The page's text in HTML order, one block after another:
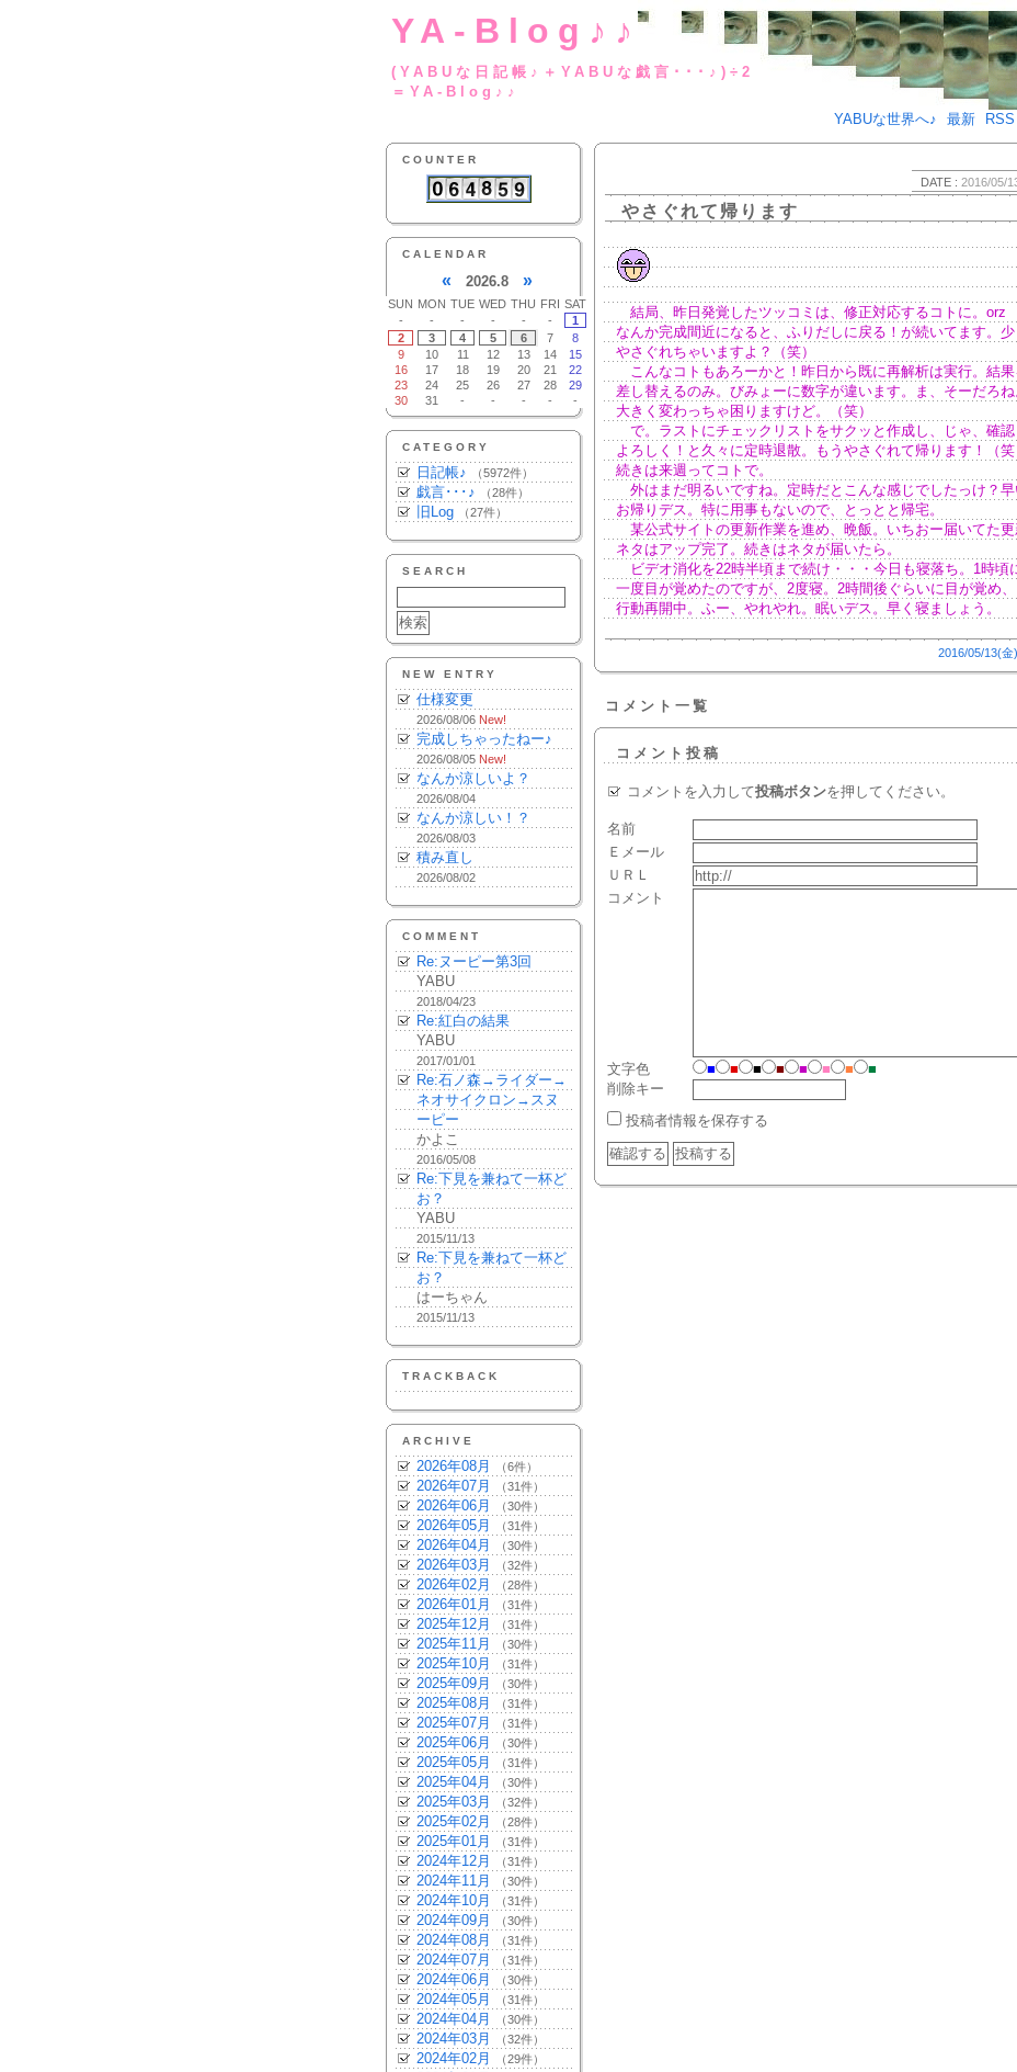
YA-Blog♪♪
(YABUな日記帳♪＋YABUな戯言･･･
＝YA-Blog♪♪
YABUな世界へ♪
最新 RSS
COUNTER
CALENDAR
« 2026.8 »
SUN MON TUE WED THU FRI SAT
-
- - - - -
1
2
3 4 5 6 7
8
9
10 11 12 13 14
15
16
17 18 19 20 21
22
23
24 25 26 27 28
29
30
31 - - - - -
CATEGORY
日記帳♪ （5972件）
戯言･･･♪ （28件）
旧Log （27件）
SEARCH
NEW ENTRY
仕様変更
2026/08/06 New!
完成しちゃったねー♪
2026/08/05 New!
なんか涼しいよ？
2026/08/04
なんか涼しい！？
2026/08/03
積み直し
2026/08/02
COMMENT
Re:ヌーピー第3回
YABU
2018/04/23
Re:紅白の結果
YABU
2017/01/01
Re:石ノ森→ライダー→
ネオサイクロン→スヌ
ーピー
かよこ
2016/05/08
Re:下見を兼ねて一杯ど
お？
YABU
2015/11/13
Re:下見を兼ねて一杯ど
お？
はーちゃん
2015/11/13
TRACKBACK
ARCHIVE
2026年08月 （6件）
2026年07月 （31件）
2026年06月 （30件）
2026年05月 （31件）
2026年04月 （30件）
2026年03月 （32件）
2026年02月 （28件）
2026年01月 （31件）
2025年12月 （31件）
2025年11月 （30件）
2025年10月 （31件）
2025年09月 （30件）
2025年08月 （31件）
2025年07月 （31件）
2025年06月 （30件）
2025年05月 （31件）
2025年04月 （30件）
2025年03月 （32件）
2025年02月 （28件）
2025年01月 （31件）
2024年12月 （31件）
2024年11月 （30件）
2024年10月 （31件）
2024年09月 （30件）
2024年08月 （31件）
2024年07月 （31件）
2024年06月 （30件）
2024年05月 （31件）
2024年04月 （30件）
2024年03月 （32件）
2024年02月 （29件）
DATE : 2016/05/
やさぐれて帰ります
結局、昨日発覚したツッコミは、修正対応するコトに。orz
なんか完成間近になると、ふりだしに戻る！が続いてます。少
やさぐれちゃいますよ？（笑）
こんなコトもあろーかと！昨日から既に再解析は実行。結果
差し替えるのみ。びみょーに数字が違います。ま、そーだろね
大きく変わっちゃ困りますけど。（笑）
で。ラストにチェックリストをサクッと作成し、じゃ、確認
よろしく！と久々に定時退散。もうやさぐれて帰ります！（笑
続きは来週ってコトで。
外はまだ明るいですね。定時だとこんな感じでしたっけ？
お帰りデス。特に用事もないので、とっとと帰宅。
某公式サイトの更新作業を進め、晩飯。いちおー届いてた
ネタはアップ完了。続きはネタが届いたら。
ビデオ消化を22時半頃まで続け・・・今日も寝落ち。1時頃
一度目が覚めたのですが、2度寝。2時間後ぐらいに目が覚め、
行動再開中。ふー、やれやれ。眠いデス。早く寝ましょう。
2016/05/13(金)
コメント一覧
コメント投稿
コメントを入力して投稿ボタンを押してください。
名前
Ｅメール
ＵＲＬ
コメント
文字色 ■ ■ ■ ■ ■ ■ ■
■
削除キー
投稿者情報を保存する